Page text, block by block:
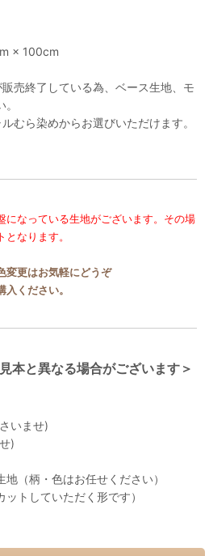
× 100cm
売終了している為、ベース生地、モ
むら染めからお選びいただけます。
になっている生地がございます。その場
なります。
変更はお気軽にどうぞ
ください。
と異なる場合がございます＞
いませ)
)
（柄・色はお任せください）
トしていただく形です）